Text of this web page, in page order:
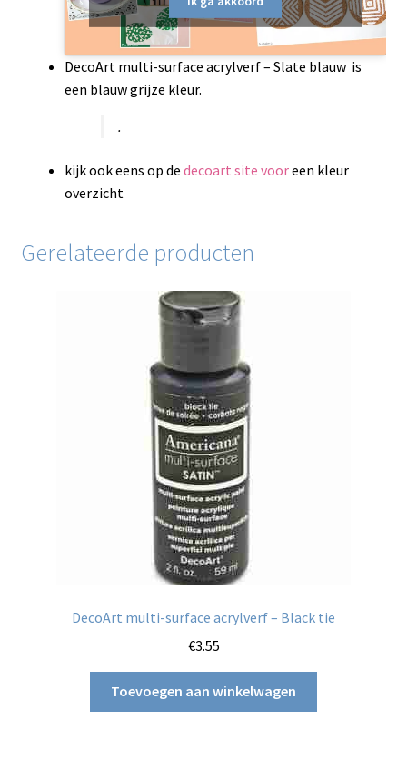
DecoArt multi-surface acrylverf – Slate blauw is
een blauw grijze kleur.
.
kijk ook eens op de decoart site vooreen kleur
overzicht
Gerelateerde producten
DecoArt multi-surface acrylverf – Black tie
€3.55
Toevoegen aan winkelwagen